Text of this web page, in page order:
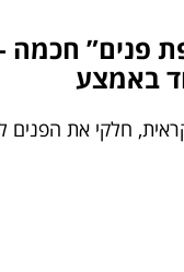
“מפת פנים”
באמצע
חלקי את הפנים